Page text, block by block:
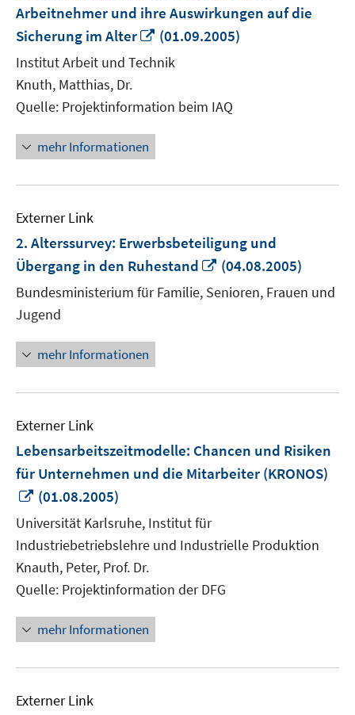
Arbeitnehmer und ihre Auswirkungen auf die
Sicherung im Alter
In
neuem
Fenster
(01.09.2005)
Institut Arbeit und Technik
Knuth, Matthias, Dr.
Quelle: Projektinformation beim IAQ
mehr Informationen
Externer Link
2. Alterssurvey: Erwerbsbeteiligung und
Übergang in den Ruhestand
In
neuem
Fenster
(04.08.2005)
Bundesministerium für Familie, Senioren, Frauen und
Jugend
mehr Informationen
Externer Link
Lebensarbeitszeitmodelle: Chancen und Risiken
für Unternehmen und die Mitarbeiter (KRONOS)
In
neuem
Fenster
öffnen
(01.08.2005)
Universität Karlsruhe, Institut für
Industriebetriebslehre und Industrielle Produktion
Knauth, Peter, Prof. Dr.
Quelle: Projektinformation der DFG
mehr Informationen
Externer Link